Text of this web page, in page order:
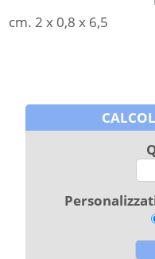
cm. 2 x 0,8 x 6,5